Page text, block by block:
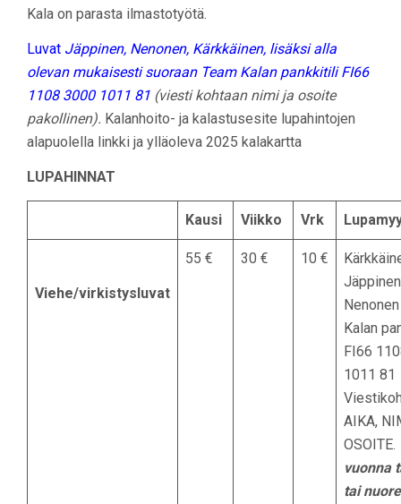
Kala on parasta ilmastotyötä.
Luvat Jäppinen, Nenonen, Kärkkäinen, lisäksi alla
olevan mukaisesti suoraan Team Kalan pankkitili FI66
1108 3000 1011 81 (viesti kohtaan nimi ja osoite
pakollinen). Kalanhoito- ja kalastusesite lupahintojen
alapuolella linkki ja ylläoleva 2025 kalakartta
LUPAHINNAT
Kausi Viikko Vrk
Viehe/virkistysluvat
55 € 30 € 10 €
Kalan
FI66
1011 81
AIKA,
OSOITE.
vuonna
tai